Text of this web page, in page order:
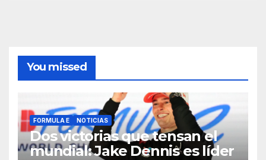
You missed
FORMULA E NOTICIAS
Dos victorias que tensan el
mundial: Jake Dennis es líder